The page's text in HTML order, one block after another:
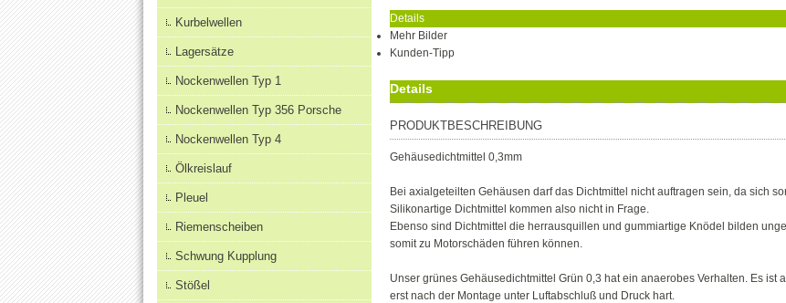
Kurbelwellen
Lagersätze
Nockenwellen Typ 1
Nockenwellen Typ 356 Porsche
Nockenwellen Typ 4
Ölkreislauf
Pleuel
Riemenscheiben
Schwung Kupplung
Stößel
Details
Mehr Bilder
Kunden-Tipp
Details
PRODUKTBESCHREIBUNG
Gehäusedichtmittel 0,3mm
Bei axialgeteilten Gehäusen darf das Dichtmittel nicht auftragen sein, da sich
Silikonartige Dichtmittel kommen also nicht in Frage.
Ebenso sind Dichtmittel die herrausquillen und gummiartige Knödel bilden
somit zu Motorschäden führen können.
Unser grünes Gehäusedichtmittel Grün 0,3 hat ein anaerobes Verhalten. Es
erst nach der Montage unter Luftabschluß und Druck hart.